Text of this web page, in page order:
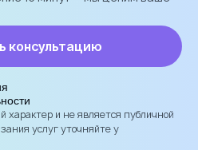
консультацию
и не является публичной
услуг уточняйте у